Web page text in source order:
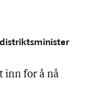
inn for å nå